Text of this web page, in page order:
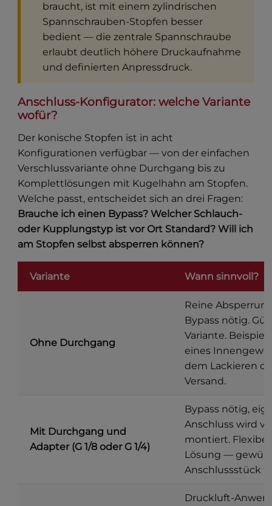
braucht, ist mit einem zylindrischen
Spannschrauben-Stopfen besser
bedient — die zentrale Spannschraube
erlaubt deutlich höhere Druckaufnahme
und definierten Anpressdruck.
Anschluss-Konfigurator: welche Variante
wofür?
Der konische Stopfen ist in acht
Konfigurationen verfügbar — von der einfachen
Verschlussvariante ohne Durchgang bis zu
Komplettlösungen mit Kugelhahn am Stopfen.
Welche passt, entscheidet sich an drei Fragen:
Brauche ich einen Bypass? Welcher Schlauch-
oder Kupplungstyp ist vor Ort Standard? Will ich
am Stopfen selbst absperren können?
Variante Wann sinnvoll?
Ohne Durchgang
Reine
Bypass nötig.
Variante.
eines
dem Lackieren
Versand.
Mit Durchgang und
Adapter (G 1/8 oder G 1/4)
Bypass nötig,
Anschluss wird
montiert.
Lösung —
Anschlussstück
Druckluft-